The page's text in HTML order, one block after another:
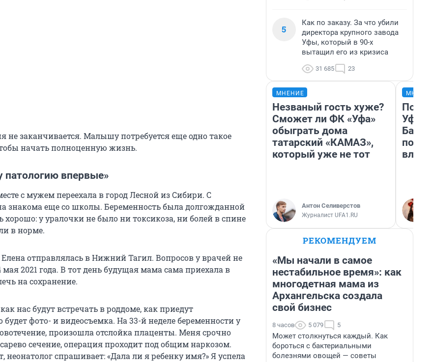
не заканчивается. Малышу потребуется еще одно такое
начать полноценную жизнь.
впервые»
с мужем переехала в город Лесной из Сибири. С
знакома еще со школы. Беременность была долгожданной
хорошо: у уралочки не было ни токсикоза, ни болей в спине
в норме.
отправлялась в Нижний Тагил. Вопросов у врачей не
2021 года. В тот день будущая мама сама приехала в
на сохранение.
нас будут встречать в роддоме, как приедут
будет фото- и видеосъемка. На 33-й неделе беременности у
произошла отслойка плаценты. Меня срочно
сечение, операция проходит под общим наркозом.
неонатолог спрашивает: «Дала ли я ребенку имя?» Я успела
5
Как по заказу. За что убили
директора крупного завода
Уфы, который в 90-х
вытащил его из кризиса
31 685 23
МНЕНИЕ
Незваный гость хуже?
Сможет ли ФК «Уфа»
обыграть дома
татарский «КАМАЗ»,
который уже не тот
Антон Селиверстов
Журналист UFA1.RU
Уфы:
РЕКОМЕНДУЕМ
«Мы начали в самое
нестабильное время»: как
многодетная мама из
Архангельска создала
свой бизнес
8 часов 5 079 5
Может столкнуться каждый. Как
бороться с бактериальными
болезнями овощей — советы